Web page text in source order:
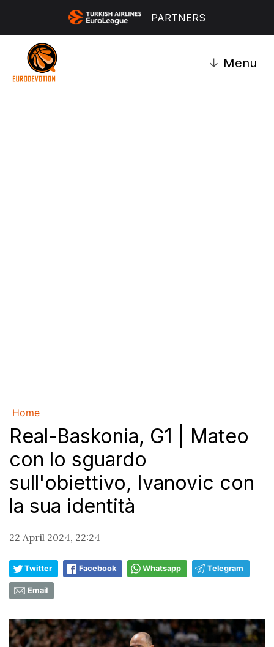
PARTNERS
↓ Menu
Home
Real-Baskonia, G1 | Mateo
con lo sguardo
sull'obiettivo, Ivanovic con
la sua identità
22 April 2024, 22:24
Twitter Facebook Whatsapp Telegram
Email